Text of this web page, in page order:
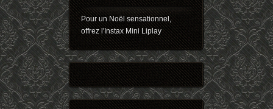
Pour un Noël sensationnel,
offrez l'Instax Mini Liplay